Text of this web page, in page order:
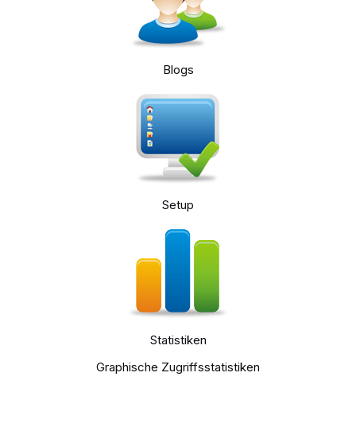
Blogs
Setup
Statistiken
Graphische Zugriffsstatistiken